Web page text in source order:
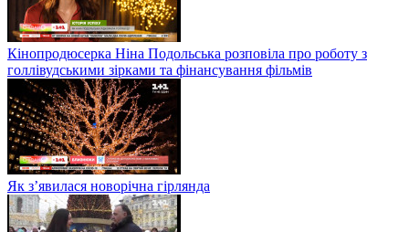
Кінопродюсерка Ніна Подольська розповіла про роботу з
голлівудськими зірками та фінансування фільмів
Як з’явилася новорічна гірлянда